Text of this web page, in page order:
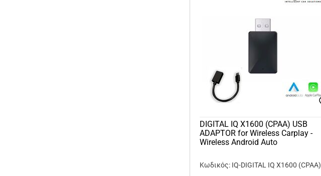
DIGITAL IQ X1600 (CPAA) USB
ADAPTOR for Wireless Carplay -
Wireless Android Auto
Κωδικός: IQ-DIGITAL IQ X1600 (CPAA)